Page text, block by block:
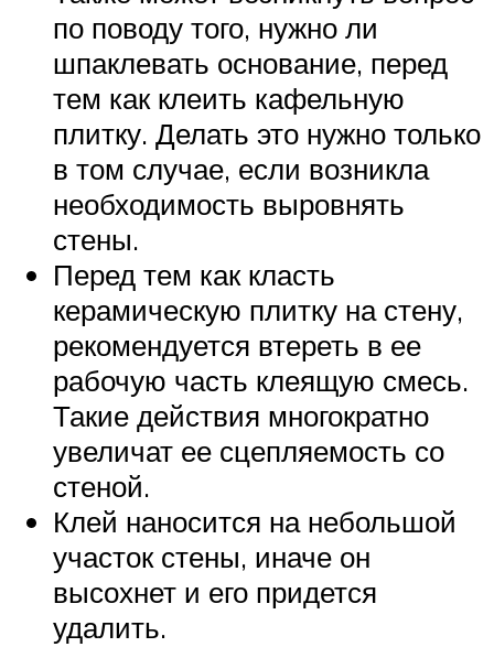
по поводу того, нужно ли
шпаклевать основание, перед
тем как клеить кафельную
плитку. Делать это нужно только
в том случае, если возникла
необходимость выровнять
стены.
Перед тем как класть
керамическую плитку на стену,
рекомендуется втереть в ее
рабочую часть клеящую смесь.
Такие действия многократно
увеличат ее сцепляемость со
стеной.
Клей наносится на небольшой
участок стены, иначе он
высохнет и его придется
удалить.